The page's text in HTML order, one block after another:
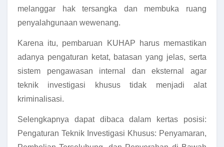
melanggar hak tersangka dan membuka ruang
penyalahgunaan wewenang.
Karena itu, pembaruan KUHAP harus memastikan
adanya pengaturan ketat, batasan yang jelas, serta
sistem pengawasan internal dan eksternal agar
teknik investigasi khusus tidak menjadi alat
kriminalisasi.
Selengkapnya dapat dibaca dalam kertas posisi:
Pengaturan Teknik Investigasi Khusus: Penyamaran,